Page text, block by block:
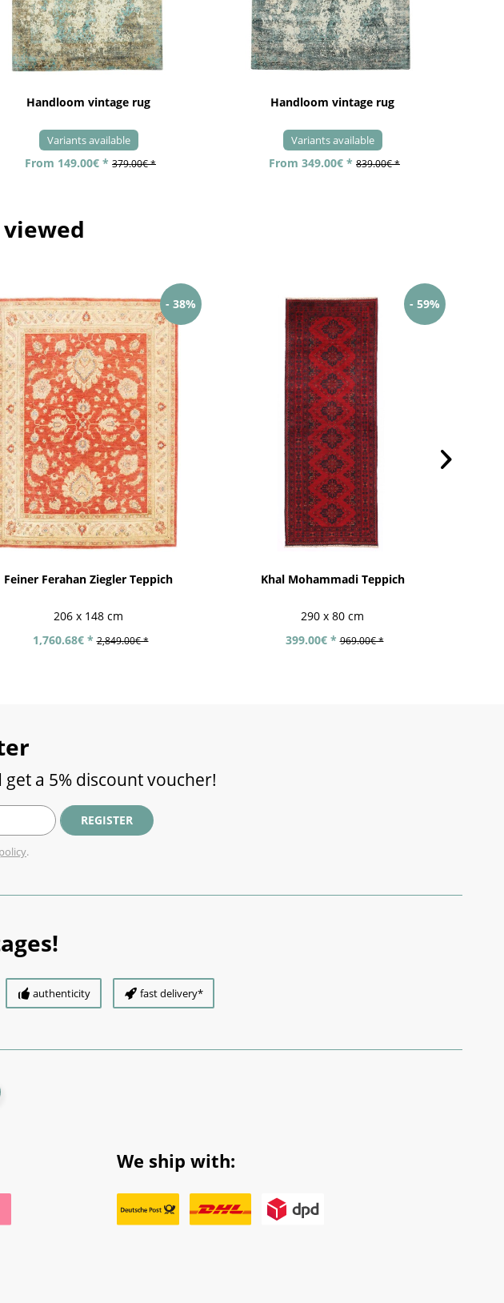
Handloom vintage rug
Variants available
From 149.00€ * 379.00€ *
Handloom vintage rug
Variants available
From 349.00€ * 839.00€ *
- 38%
Feiner Ferahan Ziegler Teppich
206 x 148 cm
1,760.68€ * 2,849.00€ *
- 59%
Khal Mohammadi Teppich
290 x 80 cm
399.00€ * 969.00€ *
a 5% discount voucher!
REGISTER
.
authenticity fast delivery*
We ship with: